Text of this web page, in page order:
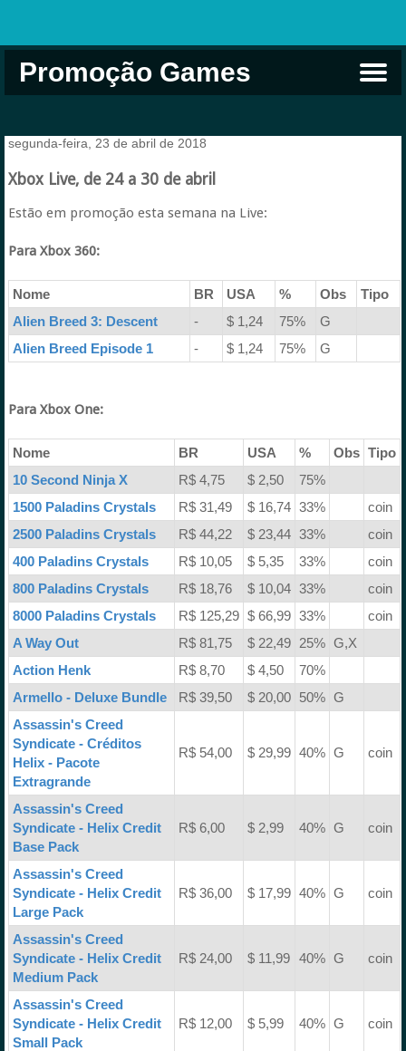
Promoção Games
segunda-feira, 23 de abril de 2018
Xbox Live, de 24 a 30 de abril
Estão em promoção esta semana na Live:
Para Xbox 360:
Nome BR USA % Obs
Tipo
Alien Breed 3: Descent
- $ 1,24 75%
G
Alien Breed Episode 1
- $ 1,24 75% G
Para Xbox One:
Nome BR USA % Obs Tipo
10 Second Ninja X
R$ 4,75 $ 2,50
75%
1500 Paladins Crystals
R$ 31,49 $ 16,74 33%
coin
2500 Paladins Crystals
R$ 44,22 $ 23,44 33%
coin
400 Paladins Crystals
R$ 10,05 $ 5,35 33%
coin
800 Paladins Crystals
R$ 18,76 $ 10,04 33%
coin
8000 Paladins Crystals
R$ 125,29 $ 66,99 33%
coin
A Way Out
R$ 81,75 $ 22,49 25% G,X
Action Henk
R$ 8,70 $ 4,50
70%
Armello - Deluxe Bundle
R$ 39,50 $ 20,00 50% G
Assassin's Creed
Syndicate - Créditos
Helix - Pacote
Extragrande
R$ 54,00 $ 29,99 40% G coin
Assassin's Creed
Syndicate - Helix Credit
Base Pack
R$ 6,00 $ 2,99 40% G coin
Assassin's Creed
Syndicate - Helix Credit
Large Pack
R$ 36,00 $ 17,99 40% G coin
Assassin's Creed
Syndicate - Helix Credit
Medium Pack
R$ 24,00 $ 11,99 40% G coin
Assassin's Creed
Syndicate - Helix Credit
Small Pack
R$ 12,00 $ 5,99 40% G coin